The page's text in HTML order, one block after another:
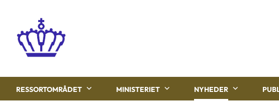
RESSORTOMRÅDET MINISTERIET NYHEDER